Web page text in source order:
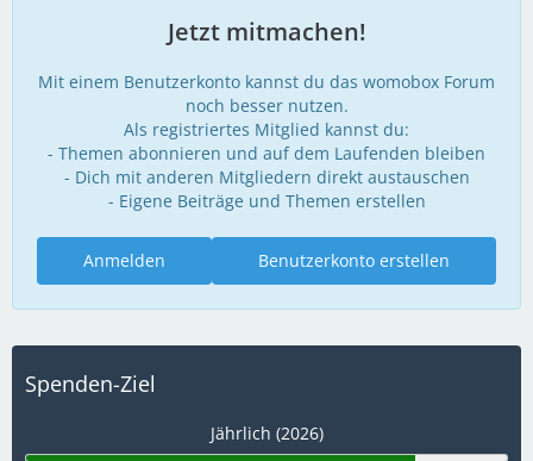
Jetzt mitmachen!
Mit einem Benutzerkonto kannst du das womobox Forum
noch besser nutzen.
Als registriertes Mitglied kannst du:
- Themen abonnieren und auf dem Laufenden bleiben
- Dich mit anderen Mitgliedern direkt austauschen
- Eigene Beiträge und Themen erstellen
Benutzerkonto erstellen
Anmelden
Spenden-Ziel
Jährlich (2026)